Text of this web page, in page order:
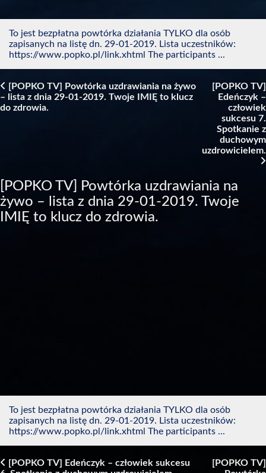
To jest bezpłatna powtórka działania TYLKO dla osób
zapisanych na listę dn. 29-01-2019. Lista uczestników:
https://www.popko.pl/link.xhtml The participants ...
Post navigation
[POPKO TV] Powtórka uzdrawiania na żywo
– lista z dnia 29-01-2019. Twoje IMIĘ to klucz
do zdrowia.
[POPKO TV]
Edeńczyk –
człowiek
sukcesu 7.
Spotkanie z
duchowym
uzdrowicielem.
[POPKO TV] Powtórka uzdrawiania na
żywo – lista z dnia 29-01-2019. Twoje
IMIĘ to klucz do zdrowia.
To jest bezpłatna powtórka działania TYLKO dla osób
zapisanych na listę dn. 29-01-2019. Lista uczestników:
https://www.popko.pl/link.xhtml The participants ...
[POPKO TV] Edeńczyk – człowiek sukcesu
[POPKO TV]